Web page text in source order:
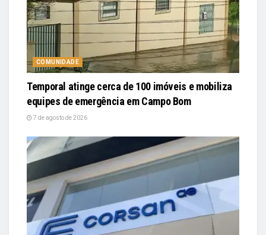
COMUNIDADE
Temporal atinge cerca de 100 imóveis e mobiliza
equipes de emergência em Campo Bom
7 de agosto de 2026